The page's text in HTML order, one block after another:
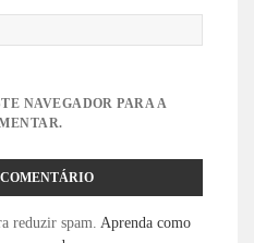
NAVEGADOR PARA A
reduzir spam.Aprenda como